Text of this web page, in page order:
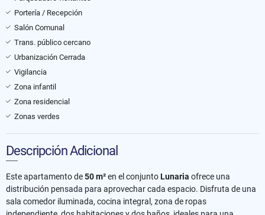
Portería / Recepción
Salón Comunal
Trans. público cercano
Urbanización Cerrada
Vigilancia
Zona infantil
Zona residencial
Zonas verdes
Descripción Adicional
Este apartamento de50 m²en el conjuntoLunaria ofrece una
distribución pensada para aprovechar cada espacio. Disfruta de una
sala comedor iluminada, cocina integral, zona de ropas